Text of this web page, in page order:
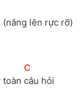
(nắng lên rực rỡ)
toàn
[
C
câu hỏi